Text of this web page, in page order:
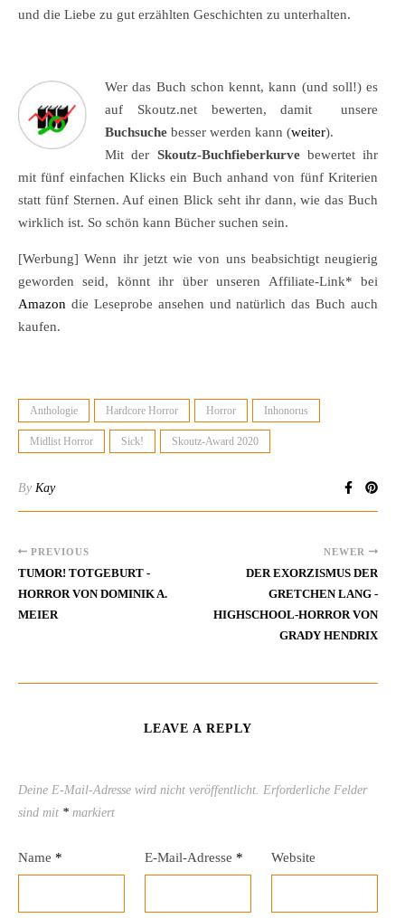
und die Liebe zu gut erzählten Geschichten zu unterhalten.
Wer das Buch schon kennt, kann (und soll!) es
auf Skoutz.net bewerten, damit unsere
Buchsuche besser werden kann (weiter).
Mit der Skoutz-Buchfieberkurvebewertet ihr
mit fünf einfachen Klicks ein Buch anhand von fünf Kriterien
statt fünf Sternen. Auf einen Blick seht ihr dann, wie das Buch
wirklich ist. So schön kann Bücher suchen sein.
[Werbung] Wenn ihr jetzt wie von uns beabsichtigt neugierig
geworden seid, könnt ihr über unseren Affiliate-Link* bei
Amazon die Leseprobe ansehen und natürlich das Buch auch
kaufen.
Anthologie Hardcore Horror Horror Inhonorus
Midlist Horror Sick! Skoutz-Award 2020
By Kay
PREVIOUS
TUMOR! TOTGEBURT -
HORROR VON DOMINIK A.
MEIER
NEWER
DER EXORZISMUS DER
GRETCHEN LANG -
HIGHSCHOOL-HORROR VON
GRADY HENDRIX
LEAVE A REPLY
Deine E-Mail-Adresse wird nicht veröffentlicht. Erforderliche Felder
sind mit * markiert
Name * E-Mail-Adresse * Website